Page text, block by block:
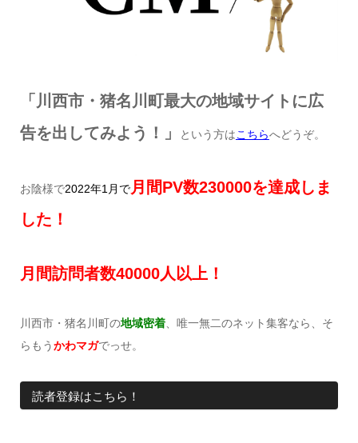
「川西市・猪名川町最大の地域サイトに広
告を出してみよう！」
という方はこちらへどうぞ。
お陰様で2022年1月で月間PV数230000を達成しま
した！
月間訪問者数40000人以上！
川西市・猪名川町の地域密着、唯一無二のネット集客なら、そ
らもうかわマガでっせ。
読者登録はこちら！